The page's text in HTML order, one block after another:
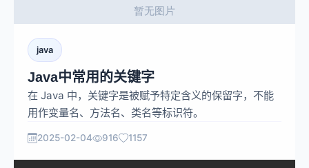
java
Java中常用的关键字
在 Java 中，关键字是被赋予特定含义的保留字，不能
用作变量名、方法名、类名等标识符。
2025-02-04 916 1157